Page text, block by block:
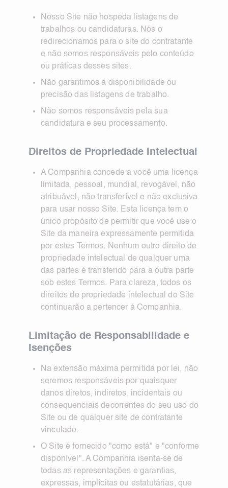
Nosso Site não hospeda listagens de
trabalhos ou candidaturas. Nós o
redirecionamos para o site do contratante
e não somos responsáveis pelo conteúdo
ou práticas desses sites.
Não garantimos a disponibilidade ou
precisão das listagens de trabalho.
Não somos responsáveis pela sua
candidatura e seu processamento.
Direitos de Propriedade Intelectual
A Companhia concede a você uma licença
limitada, pessoal, mundial, revogável, não
atribuável, não transferível e não exclusiva
para usar nosso Site. Esta licença tem o
único propósito de permitir que você use o
Site da maneira expressamente permitida
por estes Termos. Nenhum outro direito de
propriedade intelectual de qualquer uma
das partes é transferido para a outra parte
sob estes Termos. Para clareza, todos os
direitos de propriedade intelectual do Site
continuarão a pertencer à Companhia.
Limitação de Responsabilidade e
Isenções
Na extensão máxima permitida por lei, não
seremos responsáveis por quaisquer
danos diretos, indiretos, incidentais ou
consequenciais decorrentes do seu uso do
Site ou de qualquer site de contratante
vinculado.
O Site é fornecido "como está" e "conforme
disponível". A Companhia isenta-se de
todas as representações e garantias,
expressas, implícitas ou estatutárias, que